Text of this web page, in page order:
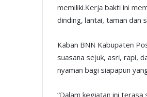
memiliki.Kerja bakti ini
dinding, lantai, taman dan
Kaban BNN Kabupaten
suasana sejuk, asri, rapi,
nyaman bagi siapapun
“Dalam kegiatan ini